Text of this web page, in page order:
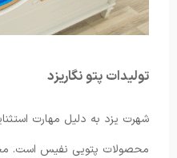
تولیدات پتو نگاریزد
شهرت یزد به دلیل مهارت
محصولات پتویی نفیس است.